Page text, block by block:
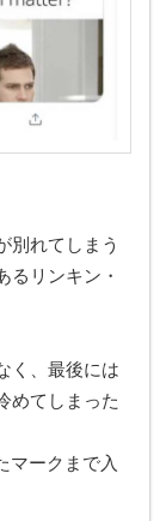
別れてしまう
るリンキン・
く、最後には
めてしまった
マークまで入